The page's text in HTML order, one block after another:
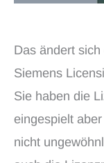
Das ändert
Siemens
Sie haben die
eingespielt
nicht